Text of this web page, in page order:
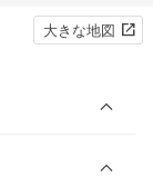
大きな地図